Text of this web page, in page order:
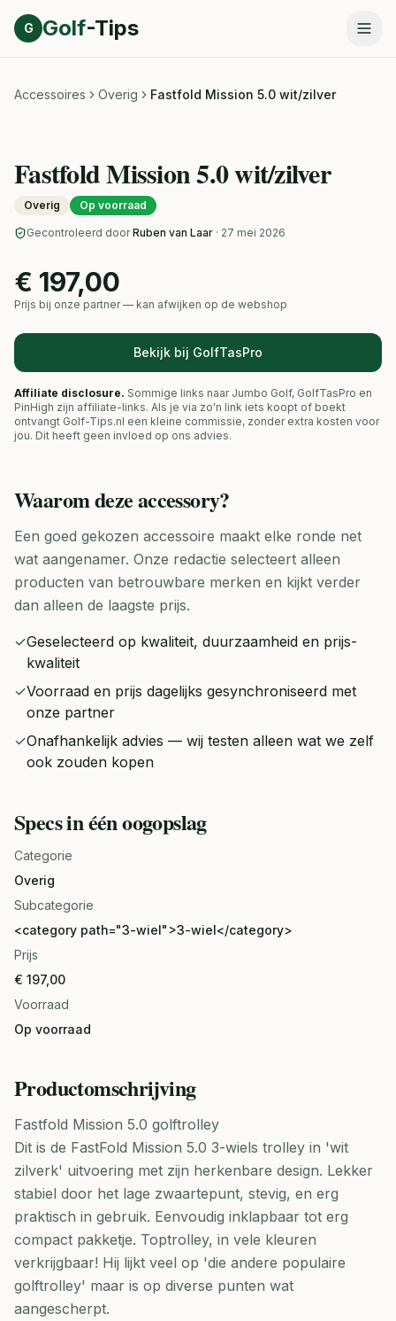
Direct naar inhoud
G Golf-Tips
Accessoires Overig Fastfold Mission 5.0 wit/zilver
Fastfold Mission 5.0 wit/zilver
Overig Op voorraad
Gecontroleerd door Ruben van Laar · 27 mei 2026
€ 197,00
Prijs bij onze partner — kan afwijken op de webshop
Bekijk bij GolfTasPro
Affiliate disclosure. Sommige links naar Jumbo Golf, GolfTasPro en
PinHigh zijn affiliate-links. Als je via zo'n link iets koopt of boekt
ontvangt Golf-Tips.nl een kleine commissie, zonder extra kosten voor
jou. Dit heeft geen invloed op ons advies.
Waarom dezeaccessory?
Een goed gekozen accessoire maakt elke ronde net
wat aangenamer. Onze redactie selecteert alleen
producten van betrouwbare merken en kijkt verder
dan alleen de laagste prijs.
✓Geselecteerd op kwaliteit, duurzaamheid en prijs-
kwaliteit
✓Voorraad en prijs dagelijks gesynchroniseerd met
onze partner
✓Onafhankelijk advies — wij testen alleen wat we zelf
ook zouden kopen
Specs in één oogopslag
Categorie
Overig
Subcategorie
<category path="3-wiel">3-wiel</category>
Prijs
€ 197,00
Voorraad
Op voorraad
Productomschrijving
Fastfold Mission 5.0 golftrolley
Dit is de FastFold Mission 5.0 3-wiels trolley in 'wit
zilverk' uitvoering met zijn herkenbare design. Lekker
stabiel door het lage zwaartepunt, stevig, en erg
praktisch in gebruik. Eenvoudig inklapbaar tot erg
compact pakketje. Toptrolley, in vele kleuren
verkrijgbaar! Hij lijkt veel op 'die andere populaire
golftrolley' maar is op diverse punten wat
aangescherpt.